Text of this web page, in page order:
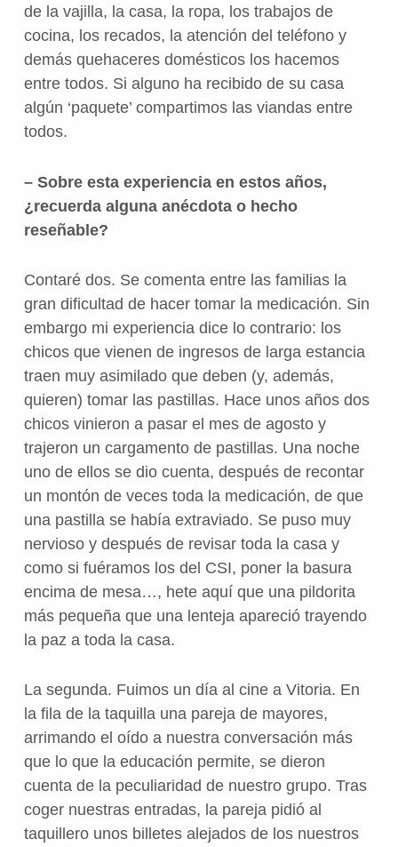
de la vajilla, la casa, la ropa, los trabajos de
cocina, los recados, la atención del teléfono y
demás quehaceres domésticos los hacemos
entre todos. Si alguno ha recibido de su casa
algún ‘paquete’ compartimos las viandas entre
todos.
– Sobre esta experiencia en estos años,
¿recuerda alguna anécdota o hecho
reseñable?
Contaré dos. Se comenta entre las familias la
gran dificultad de hacer tomar la medicación. Sin
embargo mi experiencia dice lo contrario: los
chicos que vienen de ingresos de larga estancia
traen muy asimilado que deben (y, además,
quieren) tomar las pastillas. Hace unos años dos
chicos vinieron a pasar el mes de agosto y
trajeron un cargamento de pastillas. Una noche
uno de ellos se dio cuenta, después de recontar
un montón de veces toda la medicación, de que
una pastilla se había extraviado. Se puso muy
nervioso y después de revisar toda la casa y
como si fuéramos los del CSI, poner la basura
encima de mesa…, hete aquí que una pildorita
más pequeña que una lenteja apareció trayendo
la paz a toda la casa.
La segunda. Fuimos un día al cine a Vitoria. En
la fila de la taquilla una pareja de mayores,
arrimando el oído a nuestra conversación más
que lo que la educación permite, se dieron
cuenta de la peculiaridad de nuestro grupo. Tras
coger nuestras entradas, la pareja pidió al
taquillero unos billetes alejados de los nuestros